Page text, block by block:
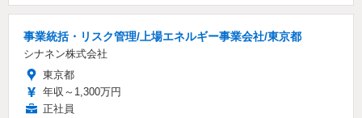
事業統括・リスク管理/上場エネルギー事業会社/東京都
シナネン株式会社
東京都
年収～1,300万円
正社員